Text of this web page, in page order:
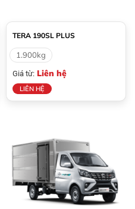
TERA 190SL PLUS
1.900kg
Giá từ: Liên hệ
LIÊN HỆ